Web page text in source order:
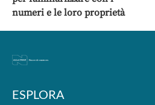
POLITICA SCIENZE
numeri e le loro proprietà
ESPLORA